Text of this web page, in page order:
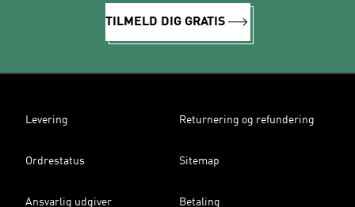
TILMELD DIG GRATIS
Levering Returnering og refundering
Ordrestatus Sitemap
Ansvarlig udgiver Betaling